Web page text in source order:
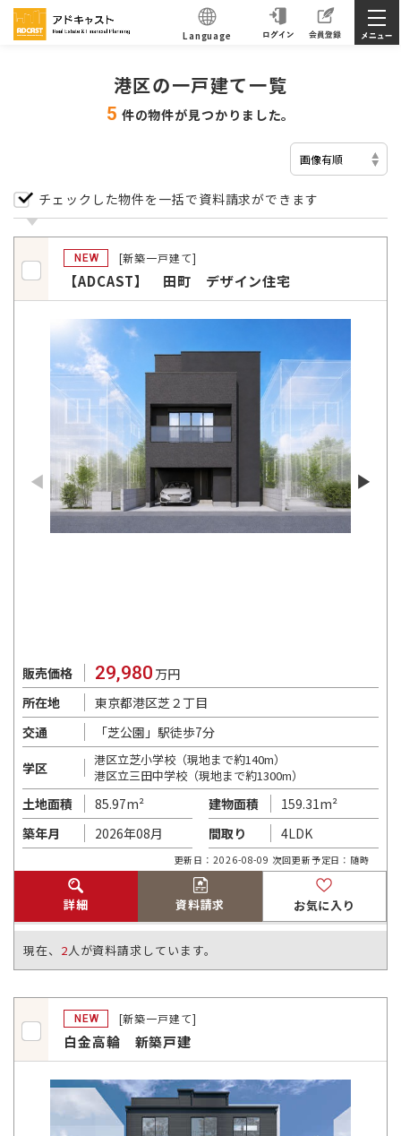
Language
港区の一戸建て一覧
5 件の物件が見つかりました。
チェックした物件を一括で資料請求ができます
NEW [新築一戸建て]
【ADCAST】 田町 デザイン住宅
販売価格 29,980 万円
所在地
東京都港区芝２丁目
交通
「芝公園」駅徒歩7分
学区
港区立芝小学校（現地まで約140m）
港区立三田中学校（現地まで約1300m）
土地面積 85.97m² 建物面積
159.31m²
築年月
2026年08月 間取り 4LDK
更新日：2026-08-09 次回更新予定日：随時
詳細 資料請求 お気に入り
現在、 2人が資料請求しています。
NEW [新築一戸建て]
白金高輪 新築戸建